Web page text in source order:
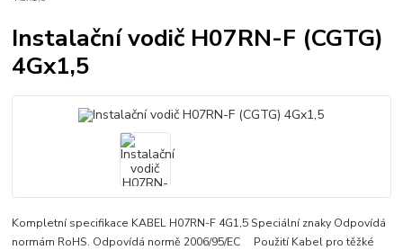
Instalační vodič H07RN-F (CGTG)
4Gx1,5
Kompletní specifikace KABEL H07RN-F 4G1,5 Speciální znaky Odpovídá
normám RoHS. Odpovídá normě 2006/95/EC Použití Kabel pro těžké